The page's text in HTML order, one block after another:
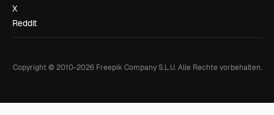
X
Reddit
Copyright © 2010-2026Freepik Company S.L.U. Alle Rechte vorbehalten.